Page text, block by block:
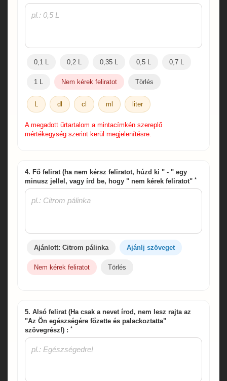
0,1 L 0,2 L 0,35 L 0,5 L 0,7 L
1 L Nem kérek feliratot Törlés
L dl cl ml liter
A megadott űrtartalom a mintacímkén szereplő
mértékegység szerint kerül megjelenítésre.
4. Fő felirat (ha nem kérsz feliratot, húzd ki " - " egy
minusz jellel, vagy írd be, hogy " nem kérek feliratot" *
Ajánlott: Citrom pálinka Ajánlj szöveget
Nem kérek feliratot Törlés
5. Alsó felirat (Ha csak a nevet írod, nem lesz rajta az
"Az Ön egészségére főzette és palackoztatta"
szövegrész!) : *